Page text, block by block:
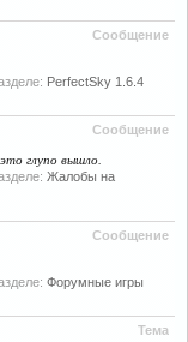
Сообщение
PerfectSky 1.6.4
Сообщение
глупо вышло.
Жалобы на
Сообщение
Форумные игры
Тема